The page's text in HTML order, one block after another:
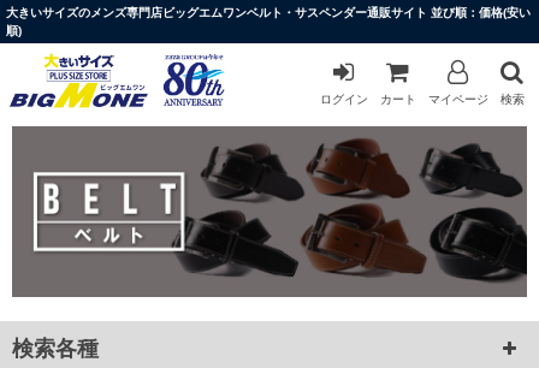
大きいサイズのメンズ専門店ビッグエムワンベルト・サスペンダー通販サイト 並び順：価格(安い
順)
ログイン カート マイページ 検索
検索各種